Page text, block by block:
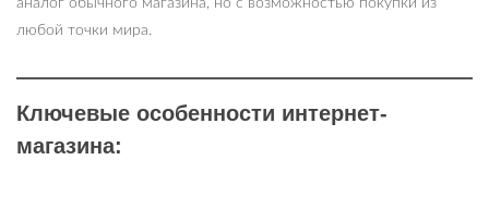
аналог обычного магазина, но с возможностью покупки из
любой точки мира.
Ключевые особенности интернет-
магазина: